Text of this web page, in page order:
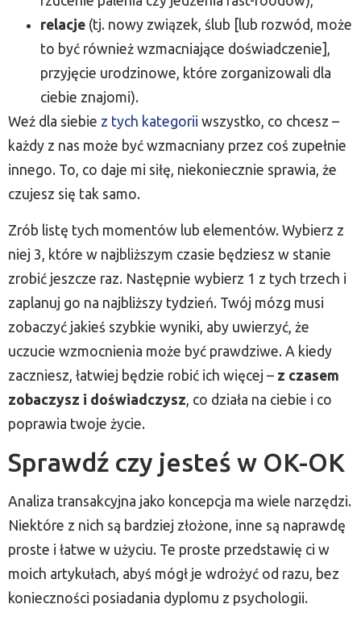
relacje (tj. nowy związek, ślub [lub rozwód, może
to być również wzmacniające doświadczenie],
przyjęcie urodzinowe, które zorganizowali dla
ciebie znajomi).
Weź dla siebie z tych kategorii wszystko, co chcesz –
każdy z nas może być wzmacniany przez coś zupełnie
innego. To, co daje mi siłę, niekoniecznie sprawia, że
czujesz się tak samo.
Zrób listę tych momentów lub elementów. Wybierz z
niej 3, które w najbliższym czasie będziesz w stanie
zrobić jeszcze raz. Następnie wybierz 1 z tych trzech i
zaplanuj go na najbliższy tydzień. Twój mózg musi
zobaczyć jakieś szybkie wyniki, aby uwierzyć, że
uczucie wzmocnienia może być prawdziwe. A kiedy
zaczniesz, łatwiej będzie robić ich więcej – z czasem
zobaczysz i doświadczysz, co działa na ciebie i co
poprawia twoje życie.
Sprawdź czy jesteś w OK-OK
Analiza transakcyjna jako koncepcja ma wiele narzędzi.
Niektóre z nich są bardziej złożone, inne są naprawdę
proste i łatwe w użyciu. Te proste przedstawię ci w
moich artykułach, abyś mógł je wdrożyć od razu, bez
konieczności posiadania dyplomu z psychologii.